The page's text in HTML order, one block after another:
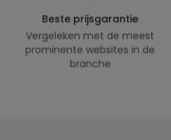
Beste prijsgarantie
Vergeleken met de meest
prominente websites in de
branche